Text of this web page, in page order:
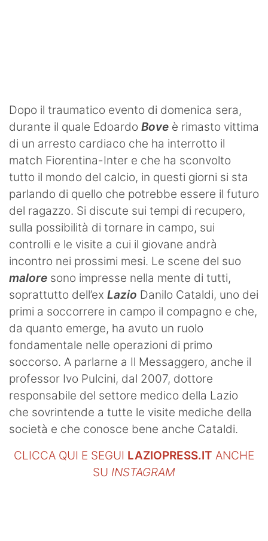
Dopo il traumatico evento di domenica sera,
durante il quale Edoardo Bove è rimasto vittima
di un arresto cardiaco che ha interrotto il
match Fiorentina-Inter e che ha sconvolto
tutto il mondo del calcio, in questi giorni si sta
parlando di quello che potrebbe essere il futuro
del ragazzo. Si discute sui tempi di recupero,
sulla possibilità di tornare in campo, sui
controlli e le visite a cui il giovane andrà
incontro nei prossimi mesi. Le scene del suo
malore sono impresse nella mente di tutti,
soprattutto dell’ex Lazio Danilo Cataldi, uno dei
primi a soccorrere in campo il compagno e che,
da quanto emerge, ha avuto un ruolo
fondamentale nelle operazioni di primo
soccorso. A parlarne a Il Messaggero, anche il
professor Ivo Pulcini, dal 2007, dottore
responsabile del settore medico della Lazio
che sovrintende a tutte le visite mediche della
società e che conosce bene anche Cataldi.
CLICCA QUI E SEGUI LAZIOPRESS.IT ANCHE
SU INSTAGRAM